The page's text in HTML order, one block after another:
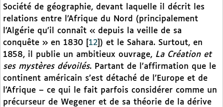
Société de géographie, devant laquelle il décrit les
relations entre l’Afrique du Nord (principalement
l’Algérie qu’il connaît « depuis la veille de sa
conquête » en 1830
12 ) et le Sahara. Surtout, en
1858, il publie un ambitieux ouvrage, La Création et
ses mystères dévoilés. Partant de l’affirmation que le
continent américain s’est détaché de l’Europe et de
l’Afrique – ce qui le fait parfois considérer comme un
précurseur de Wegener et de sa théorie de la dérive